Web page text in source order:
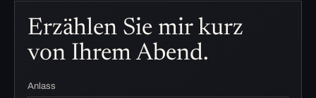
Erzählen Sie mir kurz
von Ihrem Abend.
Anlass